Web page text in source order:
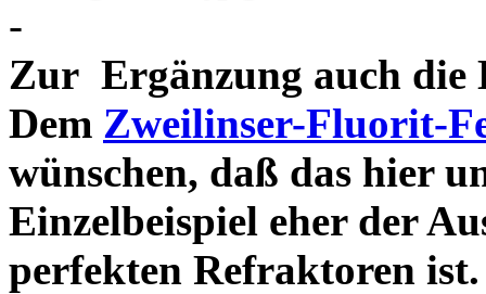
-
Zur Ergänzung auch die
Dem Zweilinser-Fluorit-
wünschen, daß das hier
Einzelbeispiel eher der
perfekten